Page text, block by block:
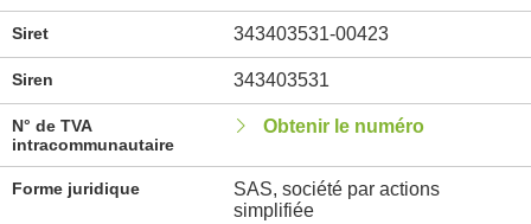
Siret 343403531-00423
Siren 343403531
N° de TVA
intracommunautaire
Obtenir le numéro
Forme juridique
SAS, société par actions
simplifiée